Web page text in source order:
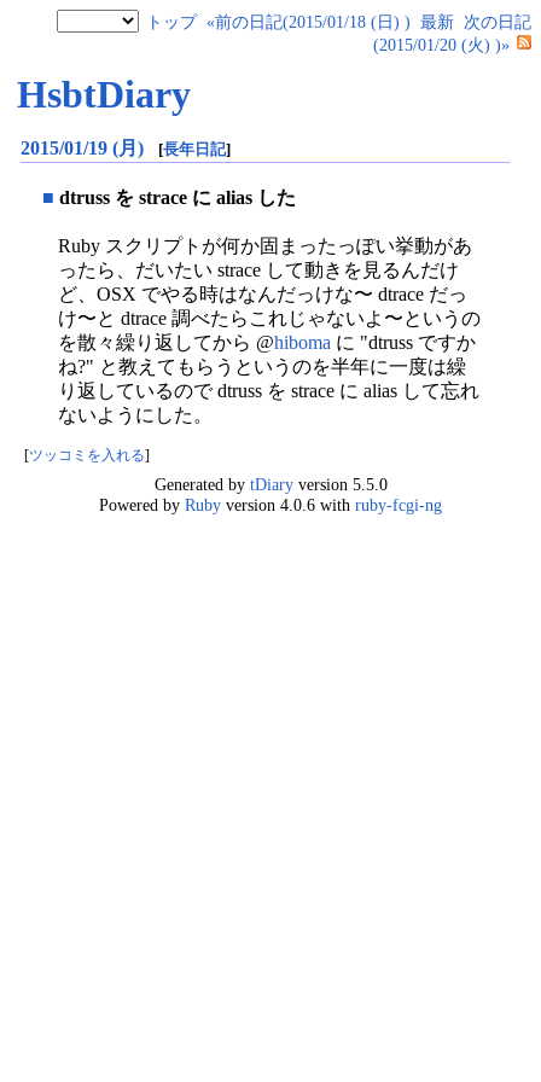
トップ «前の日記(2015/01/18 (日) ) 最新 次の日記
(2015/01/20 (火) )»
HsbtDiary
2015/01/19 (月) [長年日記]
■ dtruss を strace に alias した
Ruby スクリプトが何か固まったっぽい挙動があ
ったら、だいたい strace して動きを見るんだけ
ど、OSX でやる時はなんだっけな〜 dtrace だっ
け〜と dtrace 調べたらこれじゃないよ〜というの
を散々繰り返してから @hiboma に "dtruss ですか
ね?" と教えてもらうというのを半年に一度は繰
り返しているので dtruss を strace に alias して忘れ
ないようにした。
[ツッコミを入れる]
Generated by tDiaryversion 5.5.0
Powered by Ruby version 4.0.6 with ruby-fcgi-ng